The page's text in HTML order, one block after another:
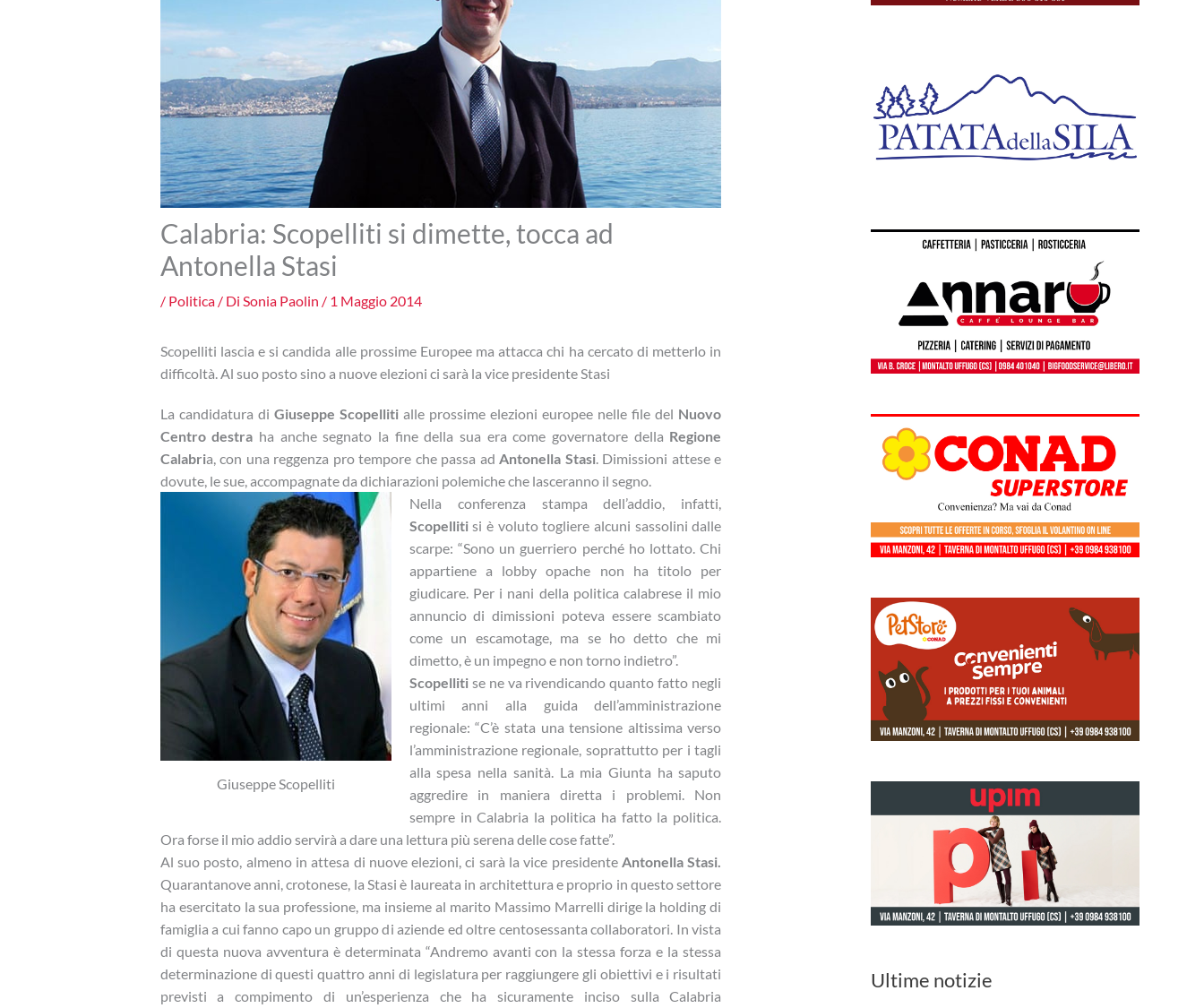
Calabria: Scopelliti si dimette, tocca ad
Antonella Stasi
/ Politica/ Di Sonia Paolin / 1 Maggio 2014
Scopelliti lascia e si candida alle prossime Europee ma attacca chi ha cercato di metterlo in
difficoltà. Al suo posto sino a nuove elezioni ci sarà la vice presidente Stasi
La candidatura di Giuseppe Scopellitialle prossime elezioni europee nelle file del Nuovo
Centro destra ha anche segnato la fine della sua era come governatore della Regione
Calabria, con una reggenza pro tempore che passa ad Antonella Stasi. Dimissioni attese e
dovute, le sue, accompagnate da dichiarazioni polemiche che lasceranno il segno.
Giuseppe Scopelliti
Nella conferenza stampa dell’addio, infatti,
Scopellitisi è voluto togliere alcuni sassolini dalle
scarpe: “Sono un guerriero perché ho lottato. Chi
appartiene a lobby opache non ha titolo per
giudicare. Per i nani della politica calabrese il mio
annuncio di dimissioni poteva essere scambiato
come un escamotage, ma se ho detto che mi
dimetto, è un impegno e non torno indietro”.
Scopellitise ne va rivendicando quanto fatto negli
ultimi anni alla guida dell’amministrazione
regionale: “C’è stata una tensione altissima verso
l’amministrazione regionale, soprattutto per i tagli
alla spesa nella sanità. La mia Giunta ha saputo
aggredire in maniera diretta i problemi. Non
sempre in Calabria la politica ha fatto la politica.
Ora forse il mio addio servirà a dare una lettura più serena delle cose fatte”.
Al suo posto, almeno in attesa di nuove elezioni, ci sarà la vice presidenteAntonella Stasi.
Quarantanove anni, crotonese, la Stasi è laureata in architettura e proprio in questo settore
ha esercitato la sua professione, ma insieme al marito Massimo Marrelli dirige la holding di
famiglia a cui fanno capo un gruppo di aziende ed oltre centosessanta collaboratori. In vista
di questa nuova avventura è determinata “Andremo avanti con la stessa forza e la stessa
determinazione di questi quattro anni di legislatura per raggiungere gli obiettivi e i risultati
previsti a compimento di un’esperienza che ha sicuramente inciso sulla Calabria
Ultime notizie